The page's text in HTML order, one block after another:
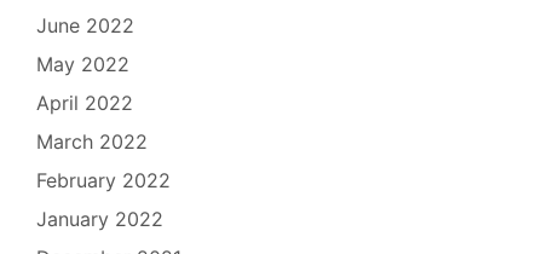
June 2022
May 2022
April 2022
March 2022
February 2022
January 2022